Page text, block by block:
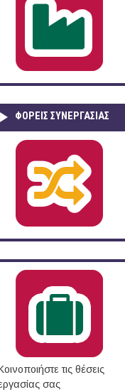
(16/11/2017)
ΦΟΡΕΙΣ ΣΥΝΕΡΓΑΣΙΑΣ
τις θέσεις
σας